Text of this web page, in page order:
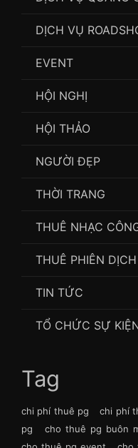
DỊCH VỤ
EVENT
HỘI NGHỊ
HỘI THẢO
NGƯỜI ĐẸP
THỜI TRANG
THUÊ NHẠC
THUÊ PHIÊN
TIN TỨC
TỔ CHỨC SỰ
Tag
chi phí thuê pg chi phí
pg
cho thuê pg buôn